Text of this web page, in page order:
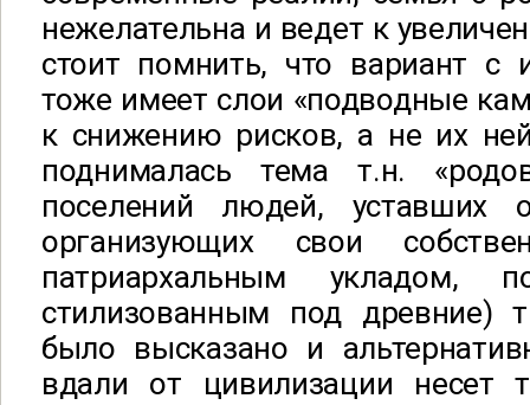
нежелательна и ведет к
стоит помнить, что вариант с
тоже имеет слои «подводные
к снижению рисков, а не их
поднималась тема т.н.
поселений людей, уставших
организующих свои
патриархальным укладом,
стилизованным под древние)
было высказано и
вдали от цивилизации несет